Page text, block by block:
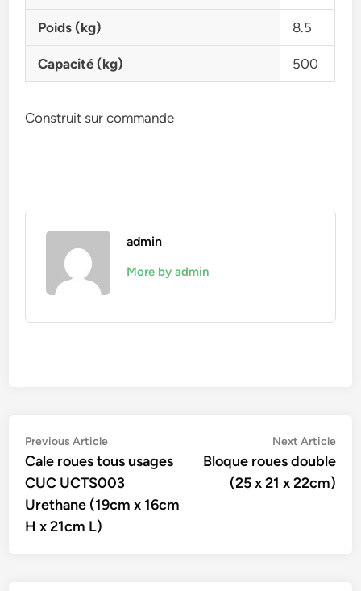
Poids (kg) 8.5
Capacité (kg) 500
Construit sur commande
admin
More by admin
Navigation
de
l’article
Previous ArticlePrevious
article:
Cale roues tous usages
CUC UCTS003
Urethane (19cm x 16cm
H x 21cm L)
Next Article
Bloque roues double
(25 x 21 x 22cm)